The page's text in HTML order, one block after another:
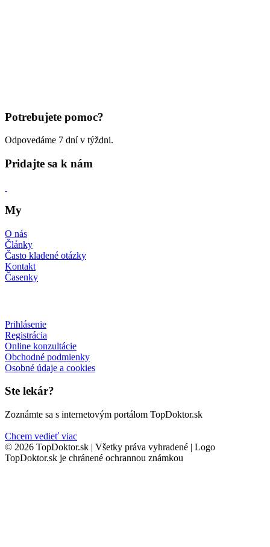
Potrebujete pomoc?
Odpovedáme 7 dní v týždni.
Pridajte sa k nám
My
O nás
Články
Často kladené otázky
Kontakt
Časenky
Prihlásenie
Registrácia
Online konzultácie
Obchodné podmienky
Osobné údaje a cookies
Ste lekár?
Zoznámte sa s internetovým portálom TopDoktor.sk
Chcem vedieť viac
© 2026 TopDoktor.sk | Všetky práva vyhradené | Logo
TopDoktor.sk je chránené ochrannou známkou